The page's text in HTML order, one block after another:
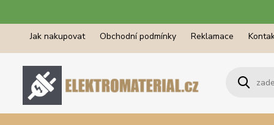
Jak nakupovat Obchodní podmínky Reklamace